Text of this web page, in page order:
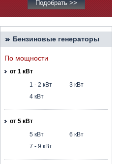
Бензиновые генераторы
По мощности
от 1 кВт
1 - 2 кВт
3 кВт
4 кВт
от 5 кВт
5 кВт
6 кВт
7 - 9 кВт